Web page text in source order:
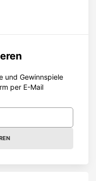
und Gewinnspiele
per E-Mail